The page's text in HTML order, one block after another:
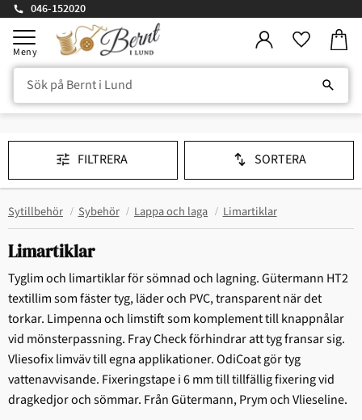
Meny
046-152020
Sytillbehör Sybehör Lappa och laga Limartiklar
Limartiklar
Tyglim och limartiklar för sömnad och lagning. Gütermann HT2
textillim som fäster tyg, läder och PVC, transparent när det
torkar. Limpenna och limstift som komplement till knappnålar
vid mönsterpassning. Fray Check förhindrar att tyg fransar sig.
Vliesofix limväv till egna applikationer. OdiCoat gör tyg
vattenavvisande. Fixeringstape i 6 mm till tillfällig fixering vid
dragkedjor och sömmar. Från Gütermann, Prym och Vlieseline.
FILTRERA SORTERA